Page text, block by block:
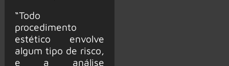
“Todo
procedimento
estético envolve
algum tipo de risco,
e a análise